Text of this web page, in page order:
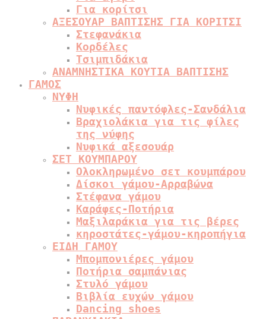
Για κορίτσι
ΑΞΕΣΟΥΑΡ ΒΑΠΤΙΣΗΣ ΓΙΑ ΚΟΡΙΤΣΙ
Στεφανάκια
Κορδέλες
Τσιμπιδάκια
ΑΝΑΜΝΗΣΤΙΚΑ ΚΟΥΤΙΑ ΒΑΠΤΙΣΗΣ
ΓΑΜΟΣ
ΝΥΦΗ
Νυφικές παντόφλες-Σανδάλια
Βραχιολάκια για τις φίλες
της νύφης
Νυφικά αξεσουάρ
ΣΕΤ ΚΟΥΜΠΑΡΟΥ
Ολοκληρωμένο σετ κουμπάρου
Δίσκοι γάμου-Αρραβώνα
Στέφανα γάμου
Καράφες-Ποτήρια
Μαξιλαράκια για τις βέρες
κηροστάτες-γάμου-κηροπήγια
ΕΙΔΗ ΓΑΜΟΥ
Μπομπονιέρες γάμου
Ποτήρια σαμπάνιας
Στυλό γάμου
Βιβλία ευχών γάμου
Dancing shoes